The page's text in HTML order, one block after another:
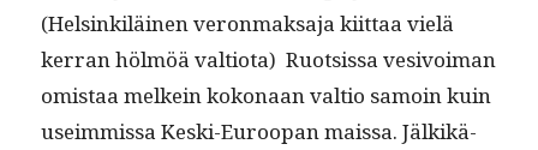
(Helsinkiläi­nen veron­mak­sa­ja kiit­taa vielä
ker­ran hölmöä val­tio­ta) Ruot­sis­sa vesivoiman
omis­taa melkein kokon­aan val­tio samoin kuin
useim­mis­sa Kes­ki-Euroopan mais­sa. Jälkikä­